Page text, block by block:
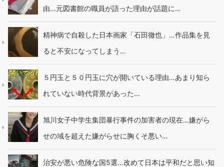
由…元図書館の職員が語った理由が話題に…
精神病で自殺した日本画家「石田徹也」…作品集を見
ると不安になってしまう…
５円玉と５０円玉に穴が開いている理由…あまり知ら
れていない時代背景があった…
旭川女子中学生集団暴行事件の加害者の現在…嫌がら
せの域を超えた嫌がらせに胸くそ悪い…
治安が悪い危険な国5選…改めて日本は平和だと思い知